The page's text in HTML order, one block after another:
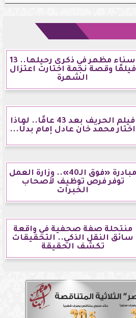
سناء مظهر في ذكرى رحيلها.. 13
فيلمًا وقصة نجمة اختارت اعتزال
الشهرة
فيلم الحريف بعد 43 عامًا.. لماذا
اختار محمد خان عادل إمام بدلًا...
مبادرة «فوق الـ40».. وزارة العمل
توفر فرص توظيف لأصحاب
الخبرات
منتحلة صفة صحفية في واقعة
سائق النقل الذكي.. التحقيقات
تكشف الحقيقة